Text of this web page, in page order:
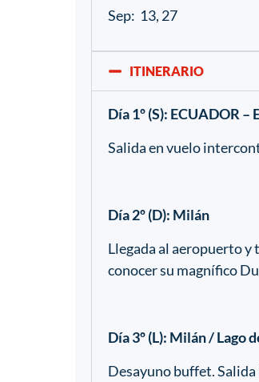
Sep: 13, 27
ITINERARIO
Día 1º (S): ECUADOR –
Salida en vuelo
Día 2º (D): Milán
Llegada al aeropuerto y
conocer su magnífico
Día 3º (L): Milán / Lago
Desayuno buffet.